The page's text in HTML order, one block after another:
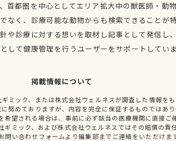
首都圏を中心としてエリア拡大中の獣医師・動
なく、診療可能な動物からも検索できることが
や診療に対する想いを取材し記事として発信し
して健康管理を行うユーザーをサポートしてい
掲載情報について
ミック、または株式会社ウェルネスが調査した情報を
努めておりますが、内容を完全に保証するものではあ
希望される場合は、事前に必ず該当の医療機関に直接ご
ギミック、および株式会社ウェルネスではその賠償の責
問い合わせフォームより編集部までご連絡をいただけま